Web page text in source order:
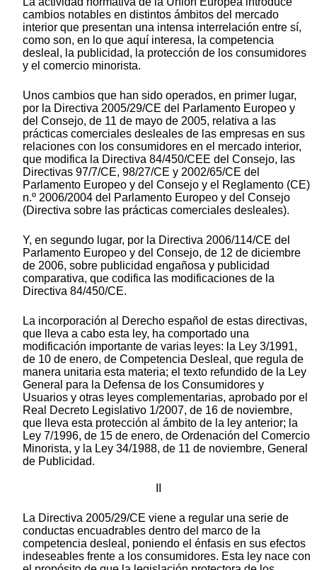
cambios notables en distintos ámbitos del mercado
interior que presentan una intensa interrelación entre sí,
como son, en lo que aquí interesa, la competencia
desleal, la publicidad, la protección de los consumidores
y el comercio minorista.
Unos cambios que han sido operados, en primer lugar,
por la Directiva 2005/29/CE del Parlamento Europeo y
del Consejo, de 11 de mayo de 2005, relativa a las
prácticas comerciales desleales de las empresas en sus
relaciones con los consumidores en el mercado interior,
que modifica la Directiva 84/450/CEE del Consejo, las
Directivas 97/7/CE, 98/27/CE y 2002/65/CE del
Parlamento Europeo y del Consejo y el Reglamento (CE)
n.º 2006/2004 del Parlamento Europeo y del Consejo
(Directiva sobre las prácticas comerciales desleales).
Y, en segundo lugar, por la Directiva 2006/114/CE del
Parlamento Europeo y del Consejo, de 12 de diciembre
de 2006, sobre publicidad engañosa y publicidad
comparativa, que codifica las modificaciones de la
Directiva 84/450/CE.
La incorporación al Derecho español de estas directivas,
que lleva a cabo esta ley, ha comportado una
modificación importante de varias leyes: la Ley 3/1991,
de 10 de enero, de Competencia Desleal, que regula de
manera unitaria esta materia; el texto refundido de la Ley
General para la Defensa de los Consumidores y
Usuarios y otras leyes complementarias, aprobado por el
Real Decreto Legislativo 1/2007, de 16 de noviembre,
que lleva esta protección al ámbito de la ley anterior; la
Ley 7/1996, de 15 de enero, de Ordenación del Comercio
Minorista, y la Ley 34/1988, de 11 de noviembre, General
de Publicidad.
La Directiva 2005/29/CE viene a regular una serie de
conductas encuadrables dentro del marco de la
competencia desleal, poniendo el énfasis en sus efectos
indeseables frente a los consumidores. Esta ley nace con